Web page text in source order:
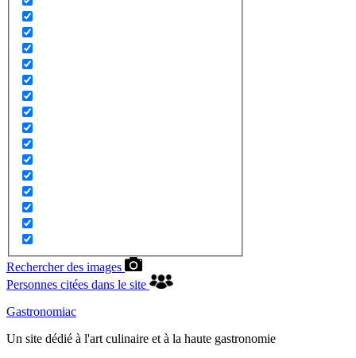
Rechercher des images
Personnes citées dans le site
Gastronomiac
Un site dédié à l'art culinaire et à la haute gastronomie